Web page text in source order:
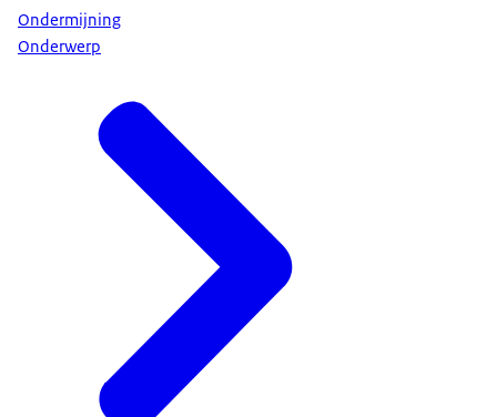
Ondermijning
Onderwerp